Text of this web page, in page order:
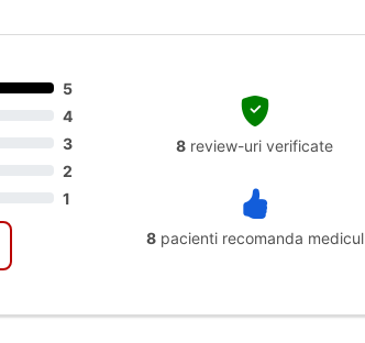
5
4
3
2
1
8 review-uri verificate
8pacienti recomanda medicul